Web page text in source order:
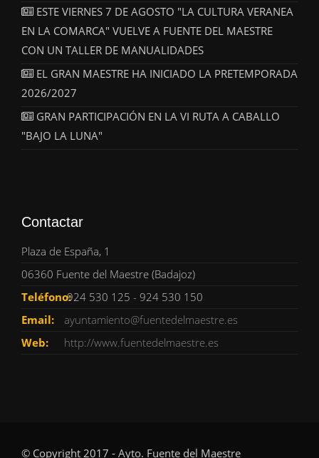
ESTE VIERNES 7 DE AGOSTO "LA CULTURA VERANEA
EN LA COMARCA" VUELVE A FUENTE DEL MAESTRE
CON UN TALLER DE MANUALIDADES
EL GRAN MAESTRE HA INICIADO LA PRETEMPORADA
2026/2027
GRAN PARTICIPACIÓN EN LA VI RUTA A CABALLO
"BAJO LA LUNA"
Contactar
Plaza de España, 1
06360 Fuente del Maestre (Badajoz)
Teléfono:924 530 125 - 924 530 150
Email:
ayuntamiento@fuentedelmaestre.es
Web:
http://www.fuentedelmaestre.es
© Copyright 2017 - Ayto. Fuente del Maestre